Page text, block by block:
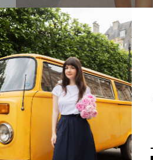
Bermuda Margot
Prix habituel
€85,00